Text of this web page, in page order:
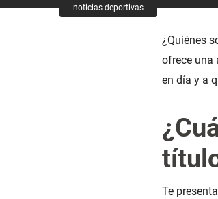
noticias deportivas
¿Quiénes
ofrece una
en día y a
Te